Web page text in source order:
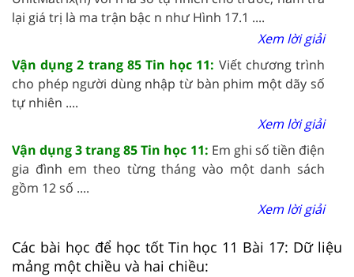
lại giá trị là ma trận bậc n như Hình 17.1 ....
Xem lời giải
Vận dụng 2 trang 85 Tin học 11: Viết chương trình
cho phép người dùng nhập từ bàn phim một dãy số
tự nhiên ....
Xem lời giải
Vận dụng 3 trang 85 Tin học 11: Em ghi số tiền điện
gia đình em theo từng tháng vào một danh sách
gồm 12 số ....
Xem lời giải
Các bài học để học tốt Tin học 11 Bài 17: Dữ liệu
mảng một chiều và hai chiều: